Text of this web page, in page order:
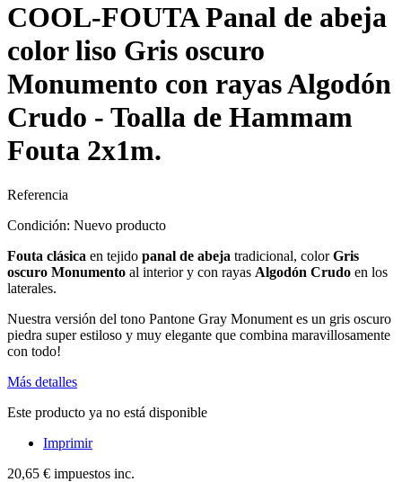
COOL-FOUTA Panal de abeja
color liso Gris oscuro
Monumento con rayas Algodón
Crudo - Toalla de Hammam
Fouta 2x1m.
Referencia
Condición: Nuevo producto
Fouta clásica en tejido panal de abeja tradicional, colorGris
oscuro Monumento al interior y con rayas Algodón Crudo en los
laterales.
Nuestra versión del tono Pantone Gray Monument es un gris oscuro
piedra super estiloso y muy elegante que combina maravillosamente
con todo!
Más detalles
Este producto ya no está disponible
Imprimir
20,65 € impuestos inc.